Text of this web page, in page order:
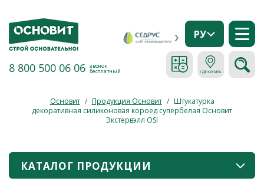
8 800 500 06 06 звонок
бесплатный
РУ
Основит / Продукция Основит / Штукатурка
декоративная силиконовая короед супербелая Основит
Экстервэлл ОSl
КАТАЛОГ ПРОДУКЦИИ